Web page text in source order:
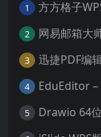
1
2 网易邮箱大
3
4 EduEditor –
5 Drawio 64